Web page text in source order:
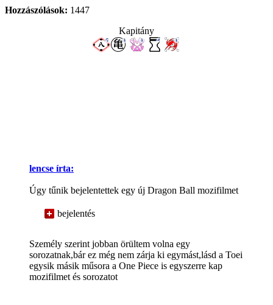
Hozzászólások: 1447
Kapitány
lencse írta:
Úgy tűnik bejelentettek egy új Dragon Ball mozifilmet
bejelentés
Személy szerint jobban örültem volna egy
sorozatnak,bár ez még nem zárja ki egymást,lásd a Toei
egysik másik műsora a One Piece is egyszerre kap
mozifilmet és sorozatot